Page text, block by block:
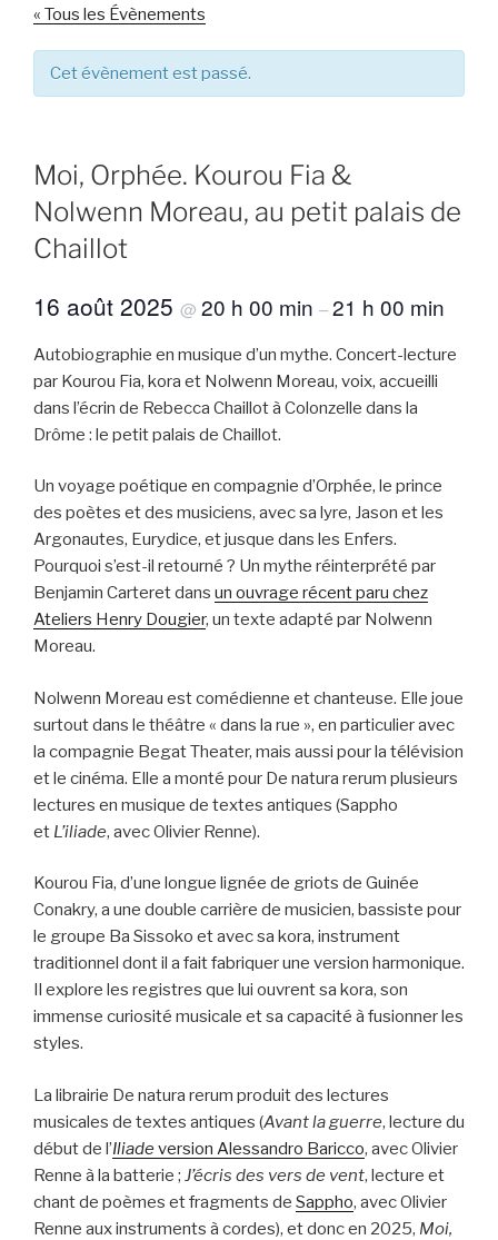
« Tous les Évènements
Cet évènement est passé.
Moi, Orphée. Kourou Fia &
Nolwenn Moreau, au petit palais de
Chaillot
16 août 2025 @ 20 h 00 min –21 h 00 min
Autobiographie en musique d’un mythe. Concert-lecture
par Kourou Fia, kora et Nolwenn Moreau, voix, accueilli
dans l’écrin de Rebecca Chaillot à Colonzelle dans la
Drôme : le petit palais de Chaillot.
Un voyage poétique en compagnie d’Orphée, le prince
des poètes et des musiciens, avec sa lyre, Jason et les
Argonautes, Eurydice, et jusque dans les Enfers.
Pourquoi s’est-il retourné ? Un mythe réinterprété par
Benjamin Carteret dans un ouvrage récent paru chez
Ateliers Henry Dougier, un texte adapté par Nolwenn
Moreau.
Nolwenn Moreau est comédienne et chanteuse. Elle joue
surtout dans le théâtre « dans la rue », en particulier avec
la compagnie Begat Theater, mais aussi pour la télévision
et le cinéma. Elle a monté pour De natura rerum plusieurs
lectures en musique de textes antiques (Sappho
et L’iliade, avec Olivier Renne).
Kourou Fia, d’une longue lignée de griots de Guinée
Conakry, a une double carrière de musicien, bassiste pour
le groupe Ba Sissoko et avec sa kora, instrument
traditionnel dont il a fait fabriquer une version harmonique.
Il explore les registres que lui ouvrent sa kora, son
immense curiosité musicale et sa capacité à fusionner les
styles.
La librairie De natura rerum produit des lectures
musicales de textes antiques (Avant la guerre, lecture du
début de l’Iliadeversion Alessandro Baricco, avec Olivier
Renne à la batterie ; J’écris des vers de vent, lecture et
chant de poèmes et fragments de Sappho, avec Olivier
Renne aux instruments à cordes), et donc en 2025, Moi,